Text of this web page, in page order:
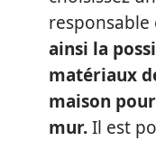
ainsi la
matériaux
maison
mur.Il est